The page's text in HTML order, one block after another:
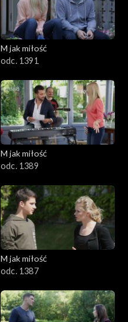
M jak miłość
odc. 1391
M jak miłość
odc. 1389
M jak miłość
odc. 1387